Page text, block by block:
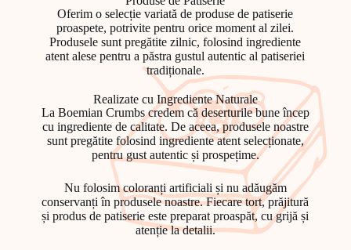
Oferim o selecție variată de produse de patiserie
proaspete, potrivite pentru orice moment al zilei.
Produsele sunt pregătite zilnic, folosind ingrediente
atent alese pentru a păstra gustul autentic al patiseriei
tradiționale.
Realizate cu Ingrediente Naturale
La Boemian Crumbscredem că deserturile bune încep
cu ingrediente de calitate. De aceea, produsele noastre
sunt pregătite folosind ingrediente atent selecționate,
pentru gust autentic și prospețime.
Nu folosim coloranți artificiali și nu adăugăm
conservanți în produsele noastre. Fiecare tort, prăjitură
și produs de patiserie este preparat proaspăt, cu grijă și
atenție la detalii.